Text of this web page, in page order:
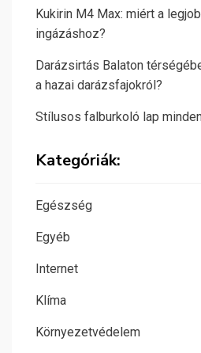
Kukirin M4 Max: miért a
ingázáshoz?
Darázsirtás Balaton
a hazai darázsfajokról?
Stílusos falburkoló lap
Kategóriák:
Egészség
Egyéb
Internet
Klíma
Környezetvédelem